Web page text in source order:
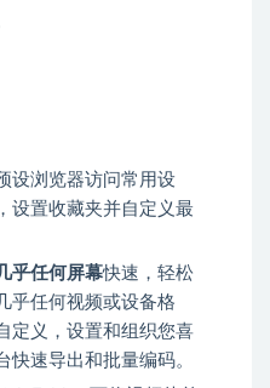
设浏览器访问常用设
设置收藏夹并自定义最
乎任何屏幕快速，轻松
乎任何视频或设备格
定义，设置和组织您喜
快速导出和批量编码。